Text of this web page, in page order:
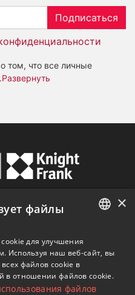
Подписаться
том, что все личные
Office 3
на карте
SPANISH
FRENCH
×
файлы
для улучшения
Используя наш веб-сайт, вы
файлов cookie в
в ​​отношении файлов cookie.
файлов